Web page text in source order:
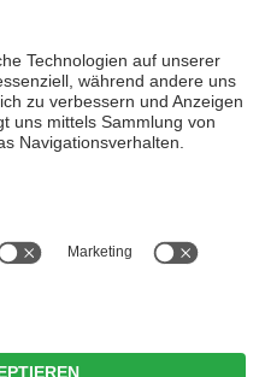
für alle, die Südtirol nicht nur
wollen – inklusive Tipps,
und Angeboten.
Aktualisieren der Inhalte,
nochmals beim
Nr. IT02365710215